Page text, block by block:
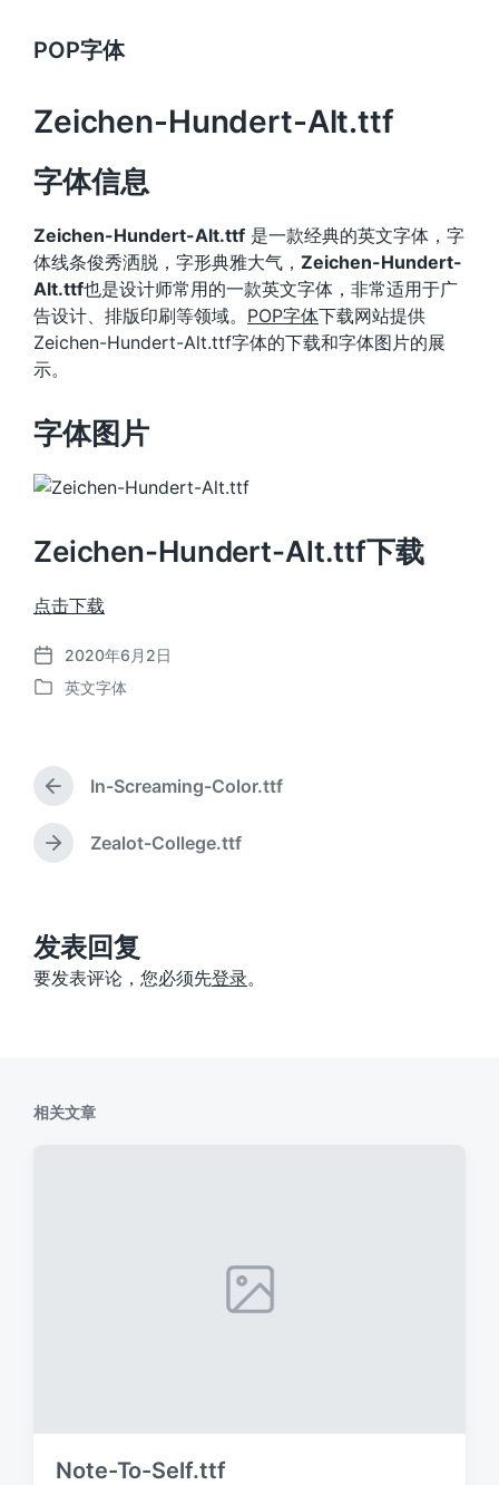
POP字体
Zeichen-Hundert-Alt.ttf
字体信息
Zeichen-Hundert-Alt.ttf 是一款经典的英文字体，字
体线条俊秀洒脱，字形典雅大气， Zeichen-Hundert-
Alt.ttf也是设计师常用的一款英文字体，非常适用于广
告设计、排版印刷等领域。 POP字体下载网站提供
Zeichen-Hundert-Alt.ttf字体的下载和字体图片的展
示。
字体图片
Zeichen-Hundert-Alt.ttf下载
点击下载
发
布
2020年6月2日
发
英文字体
上
篇
文
章
In-Screaming-Color.ttf
下
：
Zealot-College.ttf
发表回复
要发表评论，您必须先登录。
相关文章
Note-To-Self.ttf